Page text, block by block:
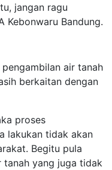
jangan ragu
Kebonwaru Bandung.
air tanah
berkaitan dengan
proses
lakukan tidak akan
Begitu pula
tanah yang juga tidak